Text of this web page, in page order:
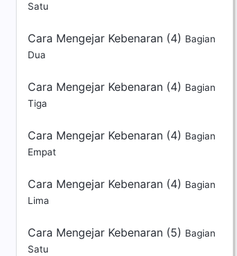
Satu
Cara Mengejar Kebenaran (4) Bagian
Dua
Cara Mengejar Kebenaran (4) Bagian
Tiga
Cara Mengejar Kebenaran (4) Bagian
Empat
Cara Mengejar Kebenaran (4) Bagian
Lima
Cara Mengejar Kebenaran (5) Bagian
Satu